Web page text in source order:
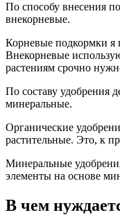
По способу внесения
внекорневые.
Корневые подкормки я
Внекорневые
растениям срочно
По составу удобрения
минеральные.
Органические
растительные. Это, к
Минеральные
элементы на основе
В чем